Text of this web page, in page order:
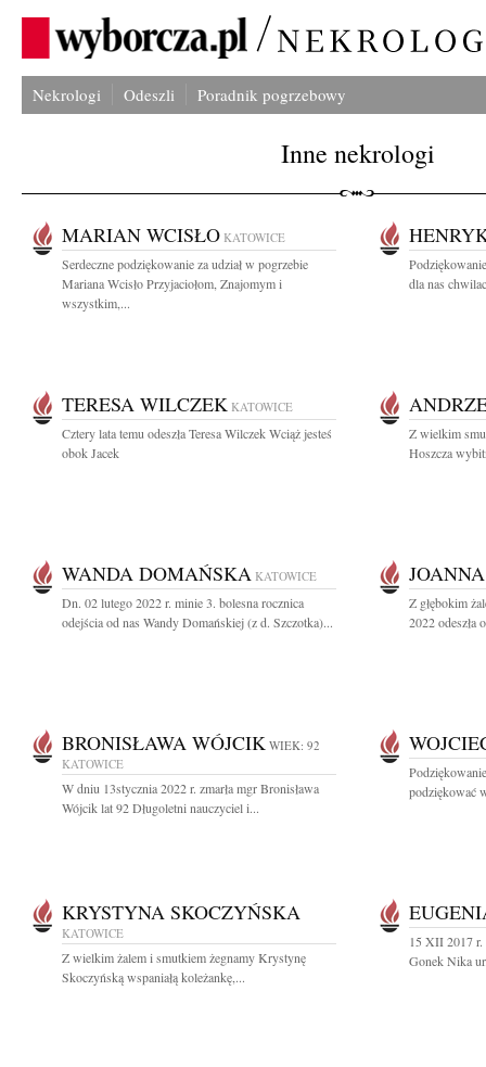
Nekrologi Odeszli Poradnik pogrzebowy
Inne nekrologi
MARIAN WCISŁO KATOWICE
Serdeczne podziękowanie za udział w pogrzebie
Mariana Wcisło Przyjaciołom, Znajomym i
wszystkim,...
dla nas
TERESA WILCZEK KATOWICE
Cztery lata temu odeszła Teresa Wilczek Wciąż jesteś
obok Jacek
Z wielkim
Hoszcza
WANDA DOMAŃSKA KATOWICE
Dn. 02 lutego 2022 r. minie 3. bolesna rocznica
odejścia od nas Wandy Domańskiej (z d. Szczotka)...
Z głębokim
2022 odeszła
BRONISŁAWA WÓJCIK WIEK: 92
KATOWICE
W dniu 13stycznia 2022 r. zmarła mgr Bronisława
Wójcik lat 92 Długoletni nauczyciel i...
podziękować
KRYSTYNA SKOCZYŃSKA
KATOWICE
Z wielkim żalem i smutkiem żegnamy Krystynę
Skoczyńską wspaniałą koleżankę,...
15 XII 2017 r.
Gonek Nika